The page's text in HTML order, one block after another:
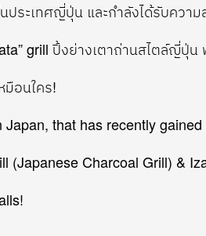
ระเทศญี่ปุ่น และกำลังได้รับความ
grill ปิ้งย่างเตาถ่านสไตล์ญี่ปุ่น
มือนใคร!
Japan, that has recently gained
(Japanese Charcoal Grill) &